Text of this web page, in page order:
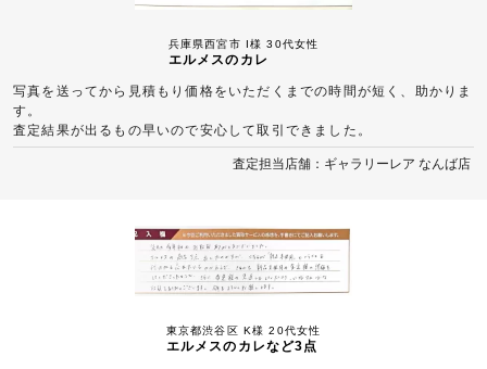
兵庫県西宮市 I様 30代女性
エルメスのカレ
写真を送ってから見積もり価格をいただくまでの時間が短く、助かりま
す。
査定結果が出るもの早いので安心して取引できました。
査定担当店舗：ギャラリーレア なんば店
東京都渋谷区 K様 20代女性
エルメスのカレなど3点